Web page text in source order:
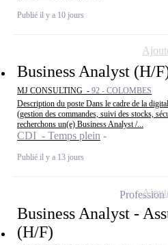
Publié il y a 10 jours
Business Analyst (H/
MJ CONSULTING - 92 - COLOMBES
Description du poste Dans le cadre de la
(gestion des commandes, suivi des stocks,
recherchons un(e) Business Analyst /...
CDI - Temps plein
Publié il y a 13 jours
Business Analyst -
(H/F)
Profession